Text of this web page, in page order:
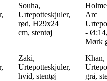
Souha,
Urtepotteskjuler,
rød, H29x24
cm, stentøj
Arc
-
Mørk
Zaki,
Urtepotteskjuler,
hvid, stentøj
Khan,
grå,